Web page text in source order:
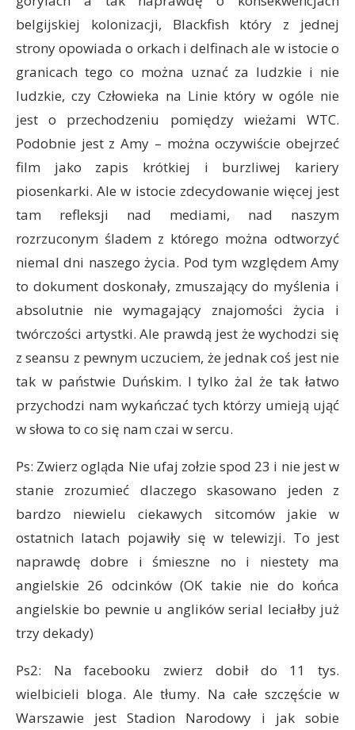
belgijskiej kolonizacji, Blackfish który z jednej
strony opowiada o orkach i delfinach ale w istocie o
granicach tego co można uznać za ludzkie i nie
ludzkie, czy Człowieka na Linie który w ogóle nie
jest o przechodzeniu pomiędzy wieżami WTC.
Podobnie jest z Amy – można oczywiście obejrzeć
film jako zapis krótkiej i burzliwej kariery
piosenkarki. Ale w istocie zdecydowanie więcej jest
tam refleksji nad mediami, nad naszym
rozrzuconym śladem z którego można odtworzyć
niemal dni naszego życia. Pod tym względem Amy
to dokument doskonały, zmuszający do myślenia i
absolutnie nie wymagający znajomości życia i
twórczości artystki. Ale prawdą jest że wychodzi się
z seansu z pewnym uczuciem, że jednak coś jest nie
tak w państwie Duńskim. I tylko żal że tak łatwo
przychodzi nam wykańczać tych którzy umieją ująć
w słowa to co się nam czai w sercu.
Ps: Zwierz ogląda Nie ufaj zołzie spod 23 i nie jest w
stanie zrozumieć dlaczego skasowano jeden z
bardzo niewielu ciekawych sitcomów jakie w
ostatnich latach pojawiły się w telewizji. To jest
naprawdę dobre i śmieszne no i niestety ma
angielskie 26 odcinków (OK takie nie do końca
angielskie bo pewnie u anglików serial leciałby już
trzy dekady)
Ps2: Na facebooku zwierz dobił do 11 tys.
wielbicieli bloga. Ale tłumy. Na całe szczęście w
Warszawie jest Stadion Narodowy i jak sobie